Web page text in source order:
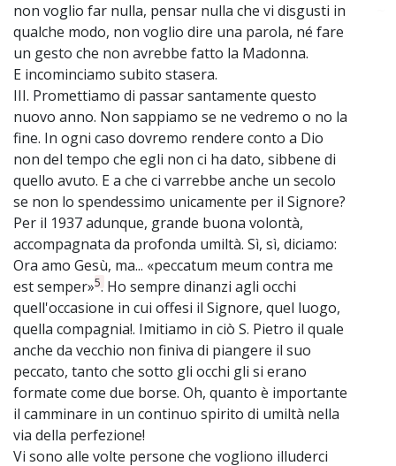
non voglio far nulla, pensar nulla che vi disgusti in
qualche modo, non voglio dire una parola, né fare
un gesto che non avrebbe fatto la Madonna.
E incominciamo subito stasera.
III. Promettiamo di passar santamente questo
nuovo anno. Non sappiamo se ne vedremo o no la
fine. In ogni caso dovremo rendere conto a Dio
non del tempo che egli non ci ha dato, sibbene di
quello avuto. E a che ci varrebbe anche un secolo
se non lo spendessimo unicamente per il Signore?
Per il 1937 adunque, grande buona volontà,
accompagnata da profonda umiltà. Sì, sì, diciamo:
Ora amo Gesù, ma... «peccatum meum contra me
est semper»5. Ho sempre dinanzi agli occhi
quell'occasione in cui offesi il Signore, quel luogo,
quella compagnia!. Imitiamo in ciò S. Pietro il quale
anche da vecchio non finiva di piangere il suo
peccato, tanto che sotto gli occhi gli si erano
formate come due borse. Oh, quanto è importante
il camminare in un continuo spirito di umiltà nella
via della perfezione!
Vi sono alle volte persone che vogliono illuderci